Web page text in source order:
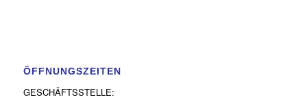
ÖFFNUNGSZEITEN
GESCHÄFTSSTELLE: